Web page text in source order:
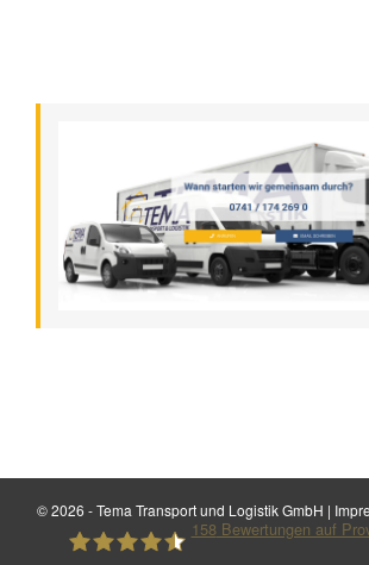
©2026 - Tema Transport und Logistik GmbH |
158Bewertungen auf